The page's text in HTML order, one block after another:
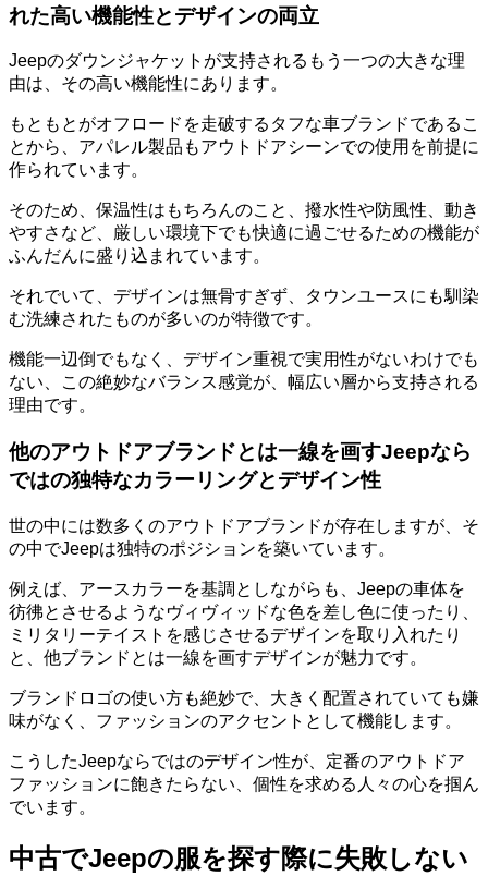
れた高い機能性とデザインの両立
Jeepのダウンジャケットが支持されるもう一つの大きな理
由は、その高い機能性にあります。
もともとがオフロードを走破するタフな車ブランドであるこ
とから、アパレル製品もアウトドアシーンでの使用を前提に
作られています。
そのため、 保温性はもちろんのこと、撥水性や防風性、動き
やすさ など、厳しい環境下でも快適に過ごせるための機能が
ふんだんに盛り込まれています。
それでいて、デザインは無骨すぎず、
タウンユースにも馴染
む洗練されたものが多いのが特徴です。
機能一辺倒でもなく、デザイン重視で実用性がないわけでも
ない、この絶妙なバランス感覚が、幅広い層から支持される
理由です。
他のアウトドアブランドとは一線を画すJeepなら
ではの独特なカラーリングとデザイン性
世の中には数多くのアウトドアブランドが存在しますが、そ
の中でJeepは独特のポジションを築いています。
例えば、アースカラーを基調としながらも、 Jeepの車体を
彷彿とさせるようなヴィヴィッドな色を差し色に使ったり
ミリタリーテイストを感じさせるデザインを取り入れたり
と、他ブランドとは一線を画すデザインが魅力です。
ブランドロゴの使い方も絶妙で、大きく配置されていても嫌
味がなく、ファッションのアクセント として機能します。
こうしたJeepならではのデザイン性が、定番のアウトドア
ファッションに飽きたらない、個性を求める人々の心を掴ん
でいます。
中古でJeepの服を探す際に失敗しない